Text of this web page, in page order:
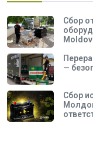
Сбор
—
Сбор